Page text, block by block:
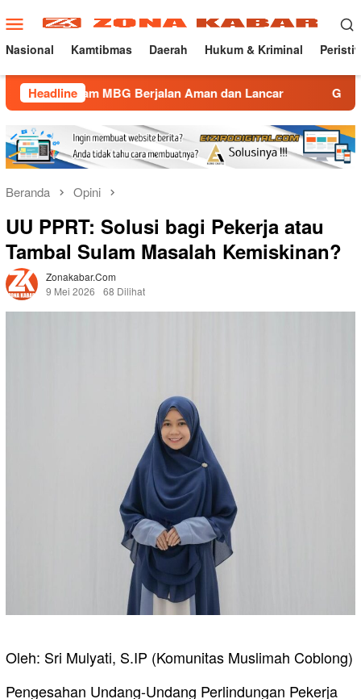
ke
konten
Menu
Mobile
Nasional Kamtibmas Daerah Hukum & Kriminal
Headline
Berjalan Aman dan Lancar Gatur Lalin Pagi Polsek
Beranda Opini
UU PPRT: Solusi bagi Pekerja atau
Tambal Sulam Masalah Kemiskinan?
Zonakabar.com
9 Mei 2026
68 Dilihat
Oleh: Sri Mulyati, S.IP (Komunitas Muslimah Coblong)
Pengesahan Undang-Undang Perlindungan Pekerja